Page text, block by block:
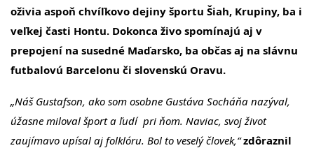
oživia aspoň chvíľkovo dejiny športu Šiah, Krupiny, ba i
veľkej časti Hontu. Dokonca živo spomínajú aj v
prepojení na susedné Maďarsko, ba občas aj na slávnu
futbalovú Barcelonu či slovenskú Oravu.
„Náš Gustafson, ako som osobne Gustáva Socháňa nazýval,
úžasne miloval šport a ľudí pri ňom. Naviac, svoj život
zaujímavo upísal aj folklóru. Bol to veselý človek,“ zdôraznil